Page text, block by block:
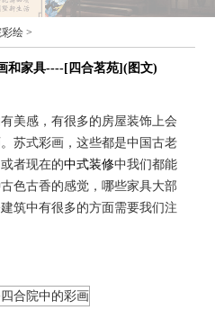
彩绘 >
和家具----[四合茗苑](图文)
感，有很多的房屋装饰上会
苏式彩画，这些都是中国古老
者现在的中式装修中我们都能
色古香的感觉，哪些家具大部
筑中有很多的方面需要我们注